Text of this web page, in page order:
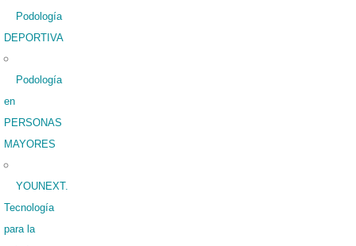
Podología
DEPORTIVA
Podología
en
PERSONAS
MAYORES
YOUNEXT.
Tecnología
para la